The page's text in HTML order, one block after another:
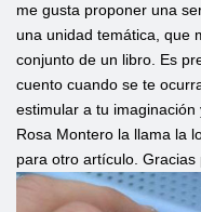
me gusta proponer una
una unidad temática, que
conjunto de un libro. Es
cuento cuando se te
estimular a tu imaginación
Rosa Montero la llama la
para otro artículo.